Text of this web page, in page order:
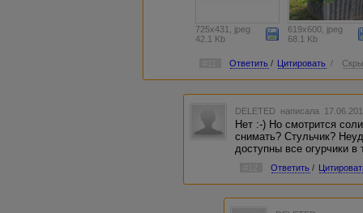
725x431, jpeg
42.1 Kb
619x600, jpeg
68.1 Kb
Ответить / Цитировать /
DELETED написала
Нет :-) Но смотрится
снимать? Стульчик?
доступны все огурчики в
Ответить /